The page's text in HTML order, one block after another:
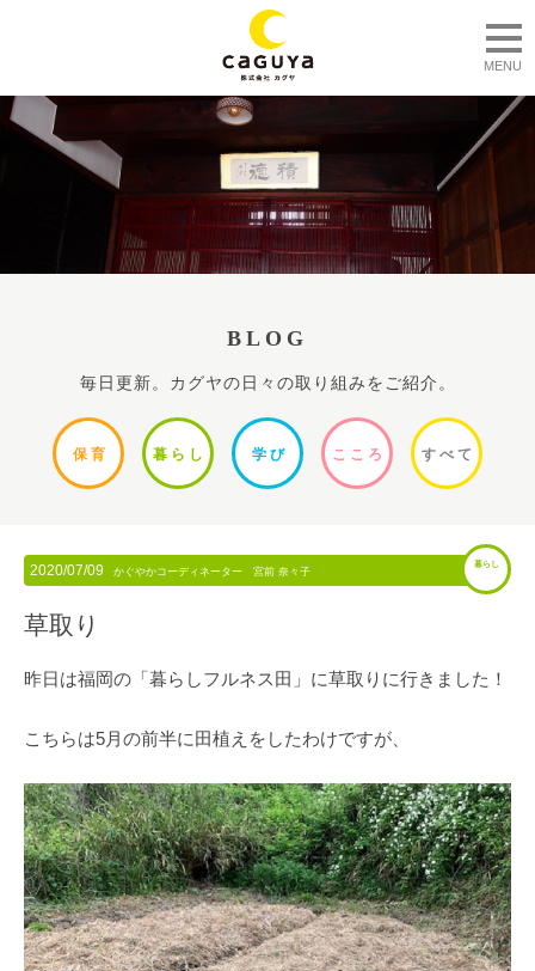
MENU
BLOG
毎日更新。カグヤの日々の取り組みをご紹介。
保 育 暮ら し 学 び ここ ろ すべて
2020/07/09 かぐやかコーディネーター 宮前 奈々子
暮らし
草取り
昨日は福岡の「暮らしフルネス田」に草取りに行きました！
こちらは5月の前半に田植えをしたわけですが、